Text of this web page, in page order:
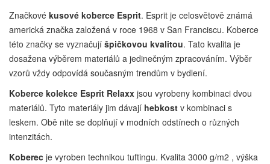
Značkové kusové koberce Esprit. Esprit je celosvětově známá
americká značka založená v roce 1968 v San Franciscu. Koberce
této značky se vyznačují špičkovou kvalitou. Tato kvalita je
dosažena výběrem materiálů a jedinečným zpracováním. Výběr
vzorů vždy odpovídá současným trendům v bydlení.
Koberce kolekce Esprit Relaxx jsou vyrobeny kombinaci dvou
materiálů. Tyto materiály jim dávají hebkost v kombinaci s
leskem. Obě nite se doplňují v modních odstínech o různých
intenzitách.
Koberec je vyroben technikou tuftingu. Kvalita 3000 g/m2 , výška